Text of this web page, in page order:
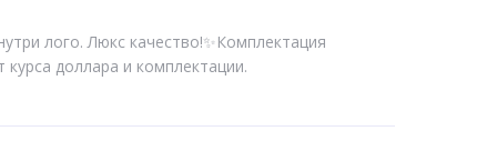
лого. Люкс качество!✨Комплектация
доллара и комплектации.